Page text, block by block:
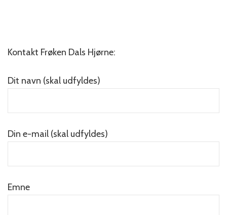
Kontakt Frøken Dals Hjørne:
Dit navn (skal udfyldes)
Din e-mail (skal udfyldes)
Emne